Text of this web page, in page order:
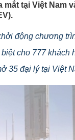
mắt tại Việt Nam
động chương
cho 777 khách
35 đại lý tại Việt